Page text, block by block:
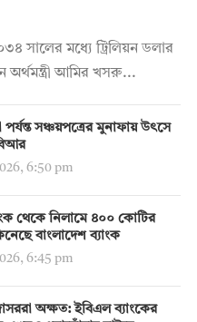
সালের মধ্যে ট্রিলিয়ন ডলার
অর্থমন্ত্রী আমির খসরু...
পর্যন্ত সঞ্চয়পত্রের মুনাফায় উৎসে
6:50 pm
থেকে নিলামে ৪০০ কোটির
বাংলাদেশ ব্যাংক
6:45 pm
অক্ষত: ইবিএল ব্যাংকের